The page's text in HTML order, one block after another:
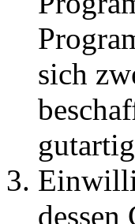
sich
dessen